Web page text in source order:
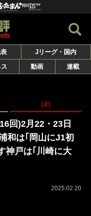
Jリーグ・国内
動画 連載
（2）
回)2月22・23日
和は｢岡山にJ1初
神戸は｢川崎に大
2025.02.20